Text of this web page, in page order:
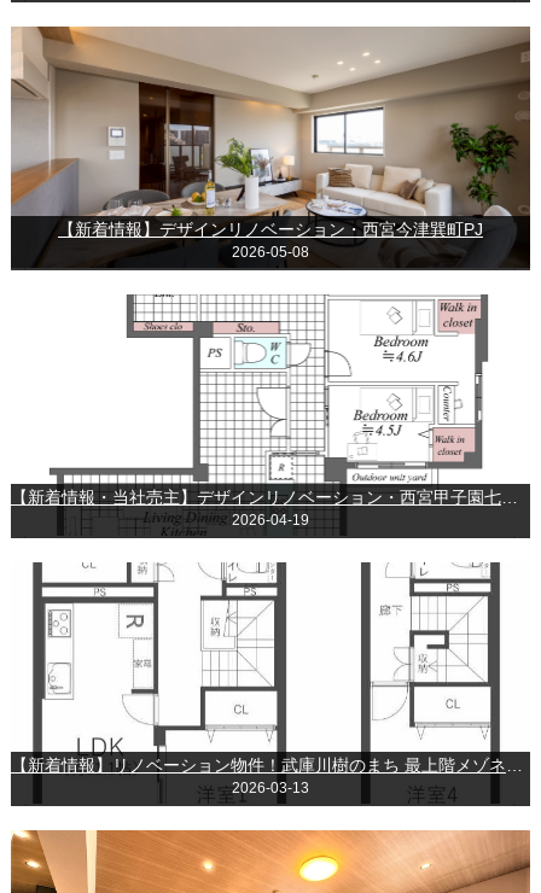
【新着情報】デザインリノベーション・西宮今津巽町PJ
2026-05-08
【新着情報・当社売主】デザインリノベーション・西宮甲子園七番町PJ
2026-04-19
2026-03-13